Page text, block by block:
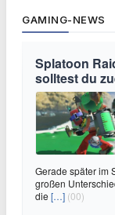
GAMING-NEWS
Splatoon
solltest du
Gerade später im
großen
die […] (00)